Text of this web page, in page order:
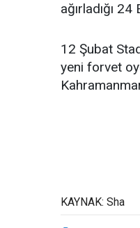
ağırladığı
12 Şubat
yeni forvet
KAYNAK: Sha